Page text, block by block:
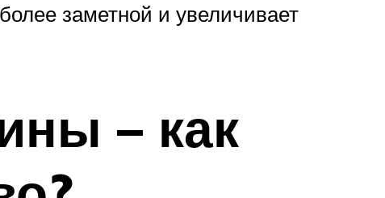
заметной и увеличивает
– как